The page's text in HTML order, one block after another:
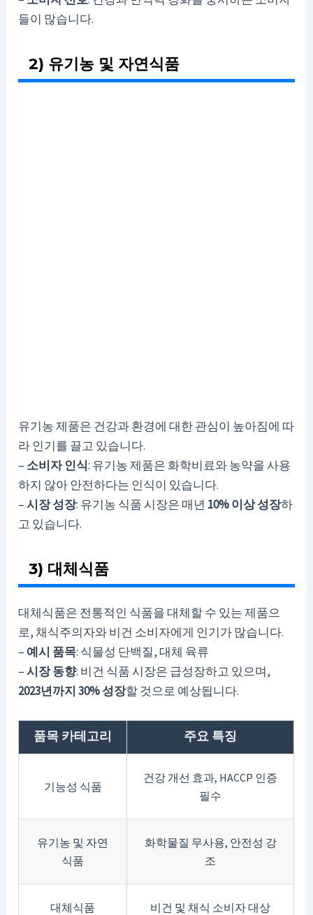
들이 많습니다.
2) 유기농 및 자연식품
유기농 제품은 건강과 환경에 대한 관심이 높아짐에 따
라 인기를 끌고 있습니다.
– 소비자 인식: 유기농 제품은 화학비료와 농약을 사용
하지 않아 안전하다는 인식이 있습니다.
–시장 성장: 유기농 식품 시장은 매년 10% 이상 성장하
고 있습니다.
3) 대체식품
대체식품은 전통적인 식품을 대체할 수 있는 제품으
로, 채식주의자와 비건 소비자에게 인기가 많습니다.
– 예시 품목: 식물성 단백질, 대체 육류
–시장 동향: 비건 식품 시장은 급성장하고 있으며,
2023년까지 30% 성장할 것으로 예상됩니다.
품목 카테고리 주요 특징
기능성 식품
건강 개선 효과, HACCP 인증
필수
유기농 및 자연
식품
화학물질 무사용, 안전성 강
조
대체식품 비건 및 채식 소비자 대상